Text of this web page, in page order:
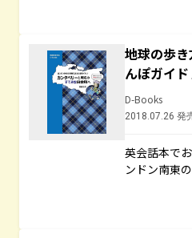
地球の歩
んぽガイ
D-Books
2018.07.26 発
英会話本で
ンドン南東